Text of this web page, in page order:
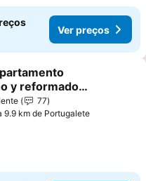
Ver preços
aos favoritos
y reformado
77
9.9 km de Portugalete